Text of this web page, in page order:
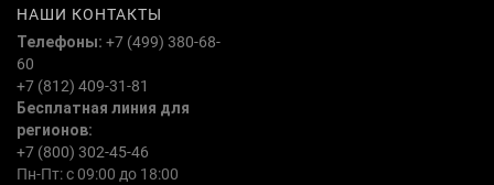
НАШИ КОНТАКТЫ
Телефоны: +7 (499) 380-68-
60
+7 (812) 409-31-81
Бесплатная линия для
регионов:
+7 (800) 302-45-46
Пн-Пт: с 09:00 до 18:00